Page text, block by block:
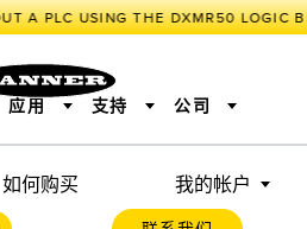
A PLC USING THE DXMR50 LOGIC
如何购买 我的帐户
照明和指示
应用
智能传感器
支持 公司